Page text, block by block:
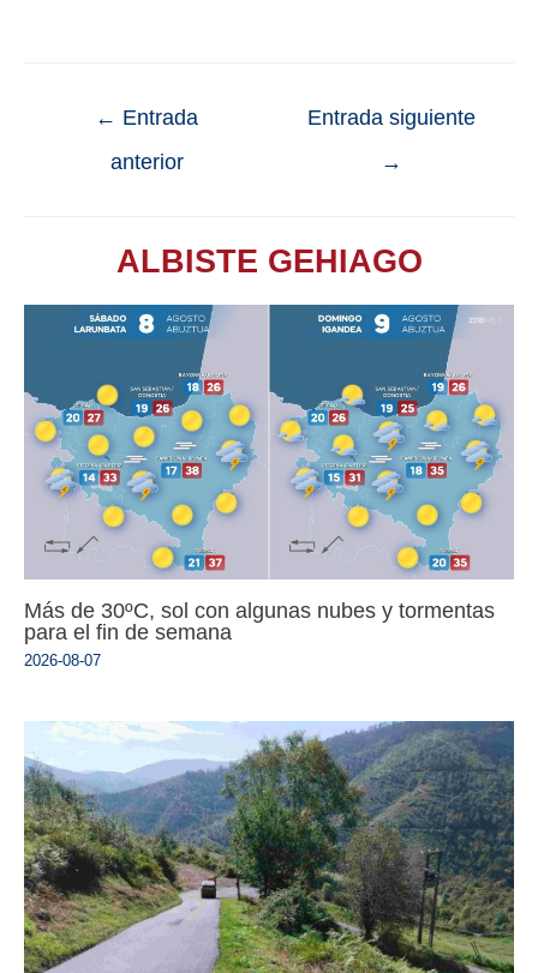
← Entrada
anterior
Entrada siguiente
→
ALBISTE GEHIAGO
Más de 30ºC, sol con algunas nubes y tormentas
para el fin de semana
2026-08-07